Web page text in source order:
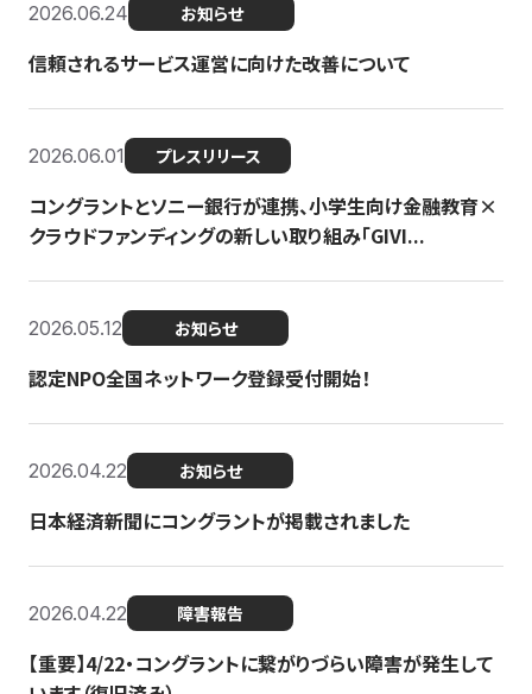
2026.06.24 お知らせ
信頼されるサービス運営に向けた改善について
2026.06.01 プレスリリース
コングラントとソニー銀行が連携、小学生向け金融教育×
クラウドファンディングの新しい取り組み「GIVI...
2026.05.12 お知らせ
認定NPO全国ネットワーク登録受付開始！
2026.04.22 お知らせ
日本経済新聞にコングラントが掲載されました
2026.04.22 障害報告
【重要】4/22・コングラントに繋がりづらい障害が発生して